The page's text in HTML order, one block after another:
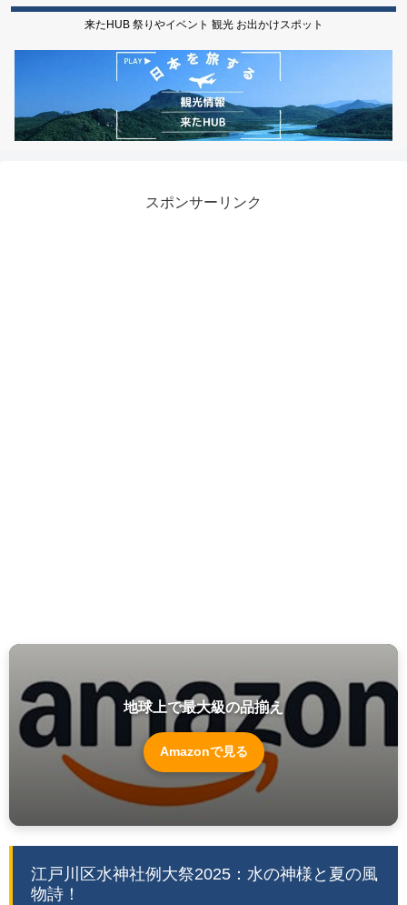
来たHUB 祭りやイベント 観光 お出かけスポット
スポンサーリンク
地球上で最大級の品揃え
Amazonで見る
江戸川区水神社例大祭2025：水の神様と夏の風
物詩！